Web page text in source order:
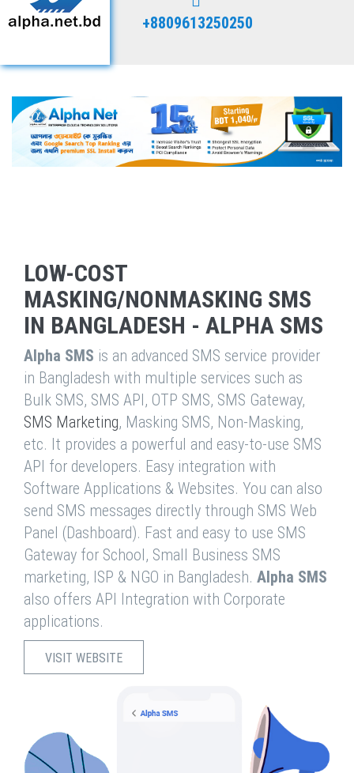
+8809613250250
LOW-COST
MASKING/NONMASKING SMS
IN BANGLADESH - ALPHA SMS
Alpha SMS is an advanced SMS service provider
in Bangladesh with multiple services such as
Bulk SMS, SMS API, OTP SMS, SMS Gateway,
SMS Marketing, Masking SMS, Non-Masking,
etc. It provides a powerful and easy-to-use SMS
API for developers. Easy integration with
Software Applications & Websites. You can also
send SMS messages directly through SMS Web
Panel (Dashboard). Fast and easy to use SMS
Gateway for School, Small Business SMS
marketing, ISP & NGO in Bangladesh. Alpha SMS
also offers API Integration with Corporate
applications.
VISIT WEBSITE